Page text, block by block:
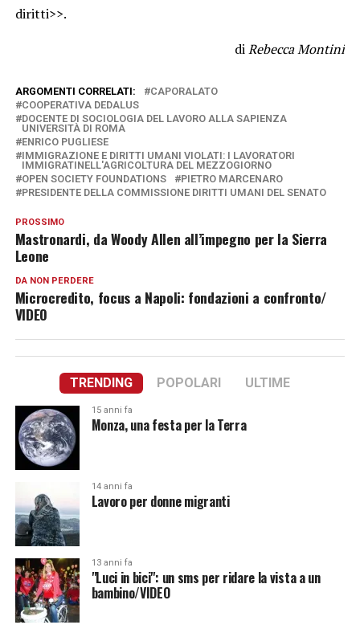
diritti>>.
diRebecca Montini
ARGOMENTI CORRELATI:
CAPORALATO
COOPERATIVA DEDALUS
DOCENTE DI SOCIOLOGIA DEL LAVORO ALLA SAPIENZA
UNIVERSITÀ DI ROMA
ENRICO PUGLIESE
IMMIGRAZIONE E DIRITTI UMANI VIOLATI: I LAVORATORI
IMMIGRATINELL'AGRICOLTURA DEL MEZZOGIORNO
OPEN SOCIETY FOUNDATIONS
PIETRO MARCENARO
PRESIDENTE DELLA COMMISSIONE DIRITTI UMANI DEL SENATO
PROSSIMO
Mastronardi, da Woody Allen all’impegno per la Sierra
Leone
DA NON PERDERE
Microcredito, focus a Napoli: fondazioni a confronto/
VIDEO
TRENDING POPOLARI ULTIME
15 anni fa
Monza, una festa per la Terra
14 anni fa
Lavoro per donne migranti
13 anni fa
"Luci in bici": un sms per ridare la vista a un
bambino/VIDEO